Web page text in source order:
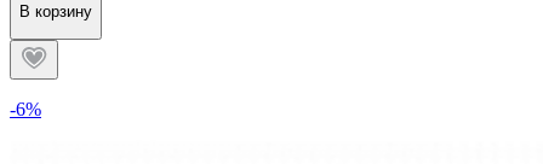
В корзину
-6%